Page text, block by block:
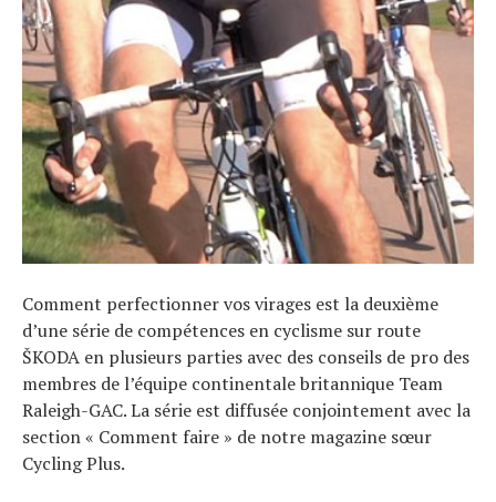
Comment perfectionner vos virages est la deuxième
d’une série de compétences en cyclisme sur route
ŠKODA en plusieurs parties avec des conseils de pro des
membres de l’équipe continentale britannique Team
Raleigh-GAC. La série est diffusée conjointement avec la
section « Comment faire » de notre magazine sœur
Cycling Plus.